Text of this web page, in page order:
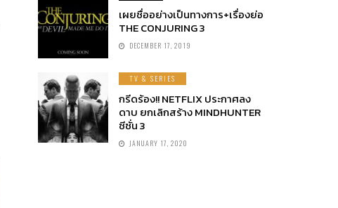
เผยชื่ออย่างเป็นทางการ+เรื่องย่อ
THE CONJURING 3
DECEMBER 17, 2019
TV & SERIES
กรีดร้อง!! NETFLIX ประกาศลง
ดาบ ยกเลิกสร้าง MINDHUNTER
ซีซั่น 3
JANUARY 17, 2020